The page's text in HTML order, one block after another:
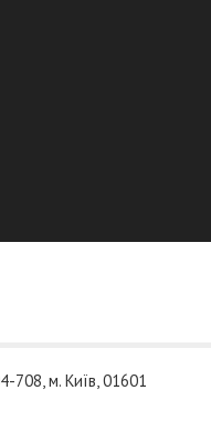
708, м. Київ, 01601